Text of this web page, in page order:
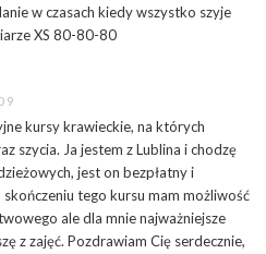
w czasach kiedy wszystko szyje
XS 80-80-80
kursy krawieckie, na których
szycia. Ja jestem z Lublina i chodzę
jest on bezpłatny i
tego kursu mam możliwość
ale dla mnie najważniejsze
z zajęć. Pozdrawiam Cię serdecznie,